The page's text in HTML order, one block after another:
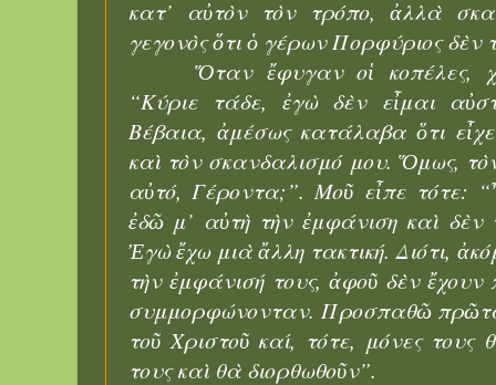
κατ’ αὐτὸν τὸν τρόπο, ἀλλὰ
γεγονὸς ὅτι ὁ γέρων Πορφύριος
Ὅταν ἔφυγαν οἱ κοπέλες,
“Κύριε τάδε, ἐγὼ δὲν εἶμαι
Βέβαια, ἀμέσως κατάλαβα ὅτι
καὶ τὸν σκανδαλισμό μου. Ὅμως,
αὐτό, Γέροντα;”. Μοῦ εἶπε τότε:
ἐδῶ μ’ αὐτὴ τὴν ἐμφάνιση καὶ
Ἐγὼ ἔχω μιὰ ἄλλη τακτική. Διότι,
τὴν ἐμφάνισή τους, ἀφοῦ δὲν
συμμορφώνονταν. Προσπαθῶ
τοῦ Χριστοῦ καί, τότε, μόνες
τους καὶ θὰ διορθωθοῦν”.